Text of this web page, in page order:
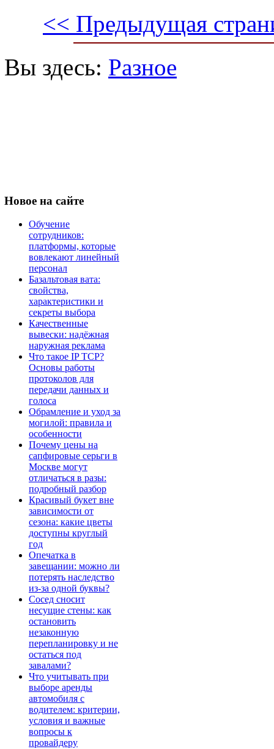
<< Предыдущая
Вы здесь: Разное
Новое на сайте
Обучение
сотрудников:
платформы, которые
вовлекают линейный
персонал
Базальтовая вата:
свойства,
характеристики и
секреты выбора
Качественные
вывески: надёжная
наружная реклама
Что такое IP TCP?
Основы работы
протоколов для
передачи данных и
голоса
Обрамление и уход за
могилой: правила и
особенности
Почему цены на
сапфировые серьги в
Москве могут
отличаться в разы:
подробный разбор
Красивый букет вне
зависимости от
сезона: какие цветы
доступны круглый
год
Опечатка в
завещании: можно ли
потерять наследство
из-за одной буквы?
Сосед сносит
несущие стены: как
остановить
незаконную
перепланировку и не
остаться под
завалами?
Что учитывать при
выборе аренды
автомобиля с
водителем: критерии,
условия и важные
вопросы к
провайдеру